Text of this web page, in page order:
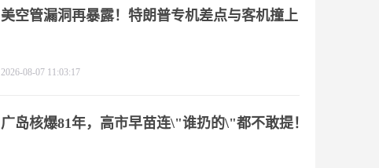
美空管漏洞再暴露！特朗普专机差点与客机撞上
2026-08-07 11:03:17
广岛核爆81年，高市早苗连\"谁扔的\"都不敢提！